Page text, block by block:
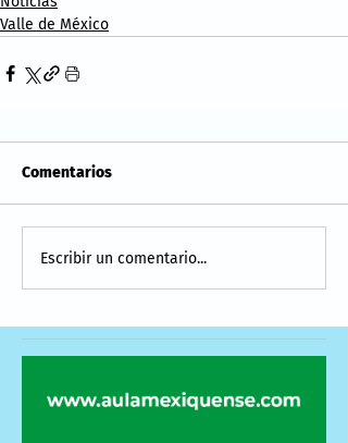
Valle de México
Comentarios
Escribir un comentario...